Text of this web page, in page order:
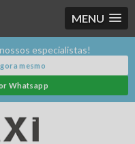
MENU
especialistas!
mesmo
Whatsapp